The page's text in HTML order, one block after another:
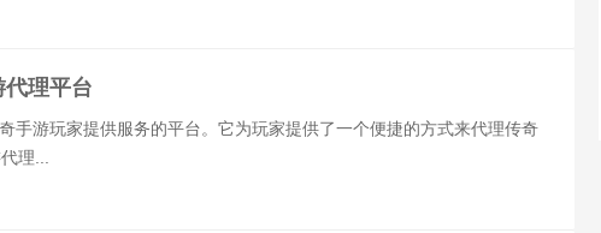
理平台
手游玩家提供服务的平台。它为玩家提供了一个便捷的方式来代理传奇
理...